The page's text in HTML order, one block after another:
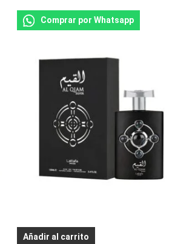
Comprar por Whatsapp
Añadir al carrito